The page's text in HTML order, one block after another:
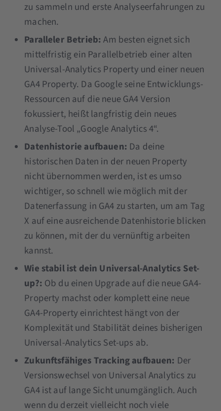
zu sammeln und erste Analyseerfahrungen zu
machen.
Paralleler Betrieb:Am besten eignet sich
mittelfristig ein Parallelbetrieb einer alten
Universal-Analytics Property und einer neuen
GA4 Property. Da Google seine Entwicklungs-
Ressourcen auf die neue GA4 Version
fokussiert, heißt langfristig dein neues
Analyse-Tool „Google Analytics 4“.
Datenhistorie aufbauen: Da deine
historischen Daten in der neuen Property
nicht übernommen werden, ist es umso
wichtiger, so schnell wie möglich mit der
Datenerfassung in GA4 zu starten, um am Tag
X auf eine ausreichende Datenhistorie blicken
zu können, mit der du vernünftig arbeiten
kannst.
Wie stabil ist dein Universal-Analytics Set-
up?: Ob du einen Upgrade auf die neue GA4-
Property machst oder komplett eine neue
GA4-Property einrichtest hängt von der
Komplexität und Stabilität deines bisherigen
Universal-Analytics Set-ups ab.
Zukunftsfähiges Tracking aufbauen: Der
Versionswechsel von Universal Analytics zu
GA4 ist auf lange Sicht unumgänglich. Auch
wenn du derzeit vielleicht noch viele